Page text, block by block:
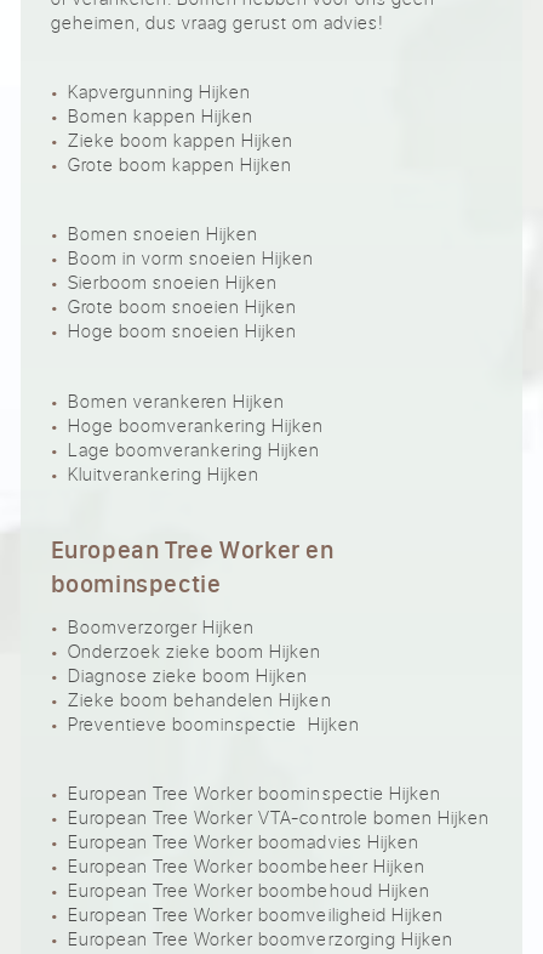
geheimen, dus vraag gerust om advies!
Kapvergunning Hijken
Bomen kappen Hijken
Zieke boom kappen Hijken
Grote boom kappen Hijken
Bomen snoeien Hijken
Boom in vorm snoeien Hijken
Sierboom snoeien Hijken
Grote boom snoeien Hijken
Hoge boom snoeien Hijken
Bomen verankeren Hijken
Hoge boomverankering Hijken
Lage boomverankering Hijken
Kluitverankering Hijken
European Tree Worker en
boominspectie
Boomverzorger Hijken
Onderzoek zieke boom Hijken
Diagnose zieke boom Hijken
Zieke boom behandelen Hijken
Preventieve boominspectie Hijken
European Tree Worker boominspectie Hijken
European Tree Worker VTA-controle bomen Hijken
European Tree Worker boomadvies Hijken
European Tree Worker boombeheer Hijken
European Tree Worker boombehoud Hijken
European Tree Worker boomveiligheid Hijken
European Tree Worker boomverzorging Hijken